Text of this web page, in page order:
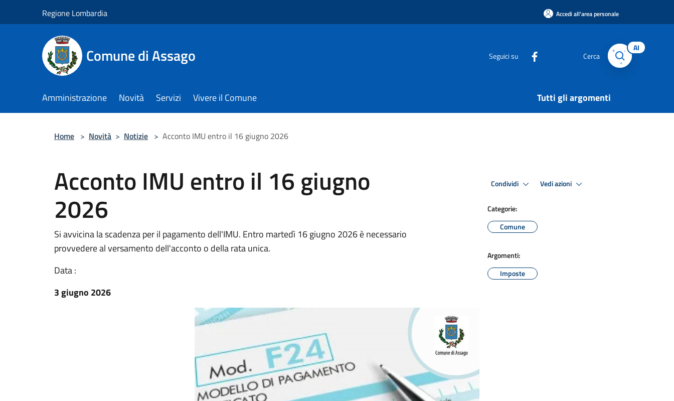
Regione Lombardia Accedi all'area personale
Comune di Assago Seguici su Cerca
AI
Amministrazione Novità Servizi Vivere il Comune Tutti gli argomenti
Home > Novità > Notizie > Acconto IMU entro il 16 giugno 2026
Acconto IMU entro il 16 giugno
2026
Si avvicina la scadenza per il pagamento dell'IMU. Entro martedì 16 giugno 2026 è necessario
provvedere al versamento dell'acconto o della rata unica.
Data :
3 giugno 2026
Condividi Vedi azioni
Categorie:
Comune
Argomenti:
Imposte